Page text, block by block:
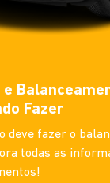
Fazer
deve fazer o
todas as